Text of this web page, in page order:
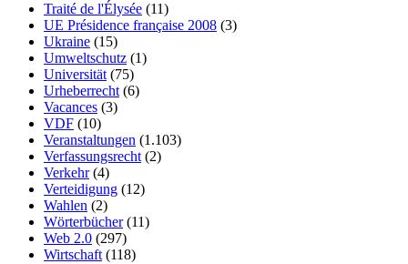
Traité de l'Élysée (11)
UE Présidence française 2008 (3)
Ukraine (15)
Umweltschutz (1)
Universität (75)
Urheberrecht (6)
Vacances (3)
VDF (10)
Veranstaltungen (1.103)
Verfassungsrecht (2)
Verkehr(4)
Verteidigung (12)
Wahlen (2)
Wörterbücher(11)
Web 2.0 (297)
Wirtschaft (118)